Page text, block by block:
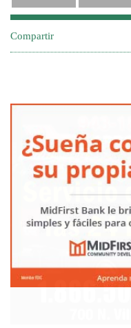
Compartir